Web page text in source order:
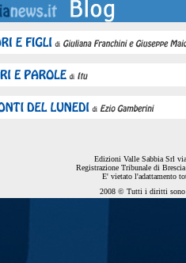
Edizioni Valle Sabbia Srl
Registrazione Tribunale di
E' vietato l'adattamento
2008 © Tutti i diritti sono